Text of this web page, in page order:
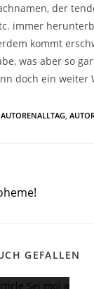
der
immer
kommt
was aber so
doch ein
AUTORENALLTAG
GEFALLEN